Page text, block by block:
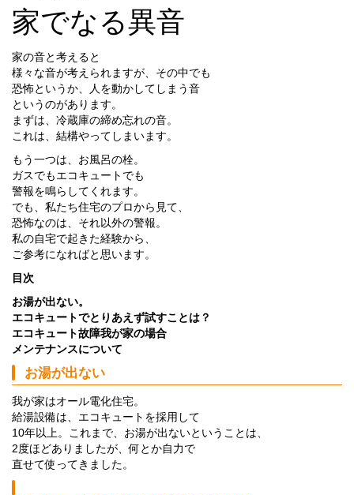
家でなる異音
家の音と考えると
様々な音が考えられますが、その中でも
恐怖というか、人を動かしてしまう音
というのがあります。
まずは、冷蔵庫の締め忘れの音。
これは、結構やってしまいます。
もう一つは、お風呂の栓。
ガスでもエコキュートでも
警報を鳴らしてくれます。
でも、私たち住宅のプロから見て、
恐怖なのは、それ以外の警報。
私の自宅で起きた経験から、
ご参考になればと思います。
目次
お湯が出ない。
エコキュートでとりあえず試すことは？
エコキュート故障我が家の場合
メンテナンスについて
お湯が出ない
我が家はオール電化住宅。
給湯設備は、エコキュートを採用して
10年以上。これまで、お湯が出ないということは、
2度ほどありましたが、何とか自力で
直せて使ってきました。